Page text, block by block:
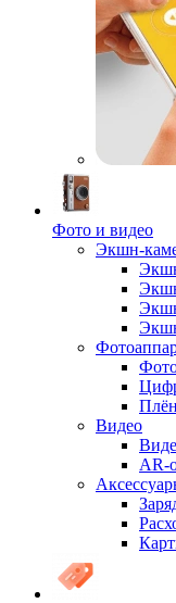
Фото и видео
Экшн-
Видео
AR-